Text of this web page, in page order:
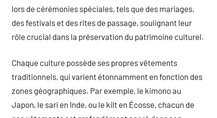
lors de cérémonies spéciales, tels que des mariages,
des festivals et des rites de passage, soulignant leur
rôle crucial dans la préservation du patrimoine culturel.
Chaque culture possède ses propres vêtements
traditionnels, qui varient étonnamment en fonction des
zones géographiques. Par exemple, le kimono au
Japon, le sari en Inde, ou le kilt en Écosse, chacun de